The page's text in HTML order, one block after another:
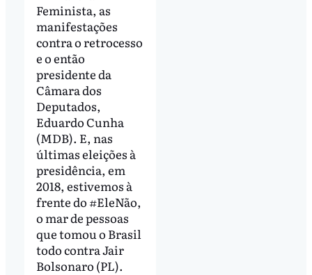
Feminista, as
manifestações
contra o retrocesso
e o então
presidente da
Câmara dos
Deputados,
Eduardo Cunha
(MDB). E, nas
últimas eleições à
presidência, em
2018, estivemos à
frente do #EleNão,
o mar de pessoas
que tomou o Brasil
todo contra Jair
Bolsonaro (PL).